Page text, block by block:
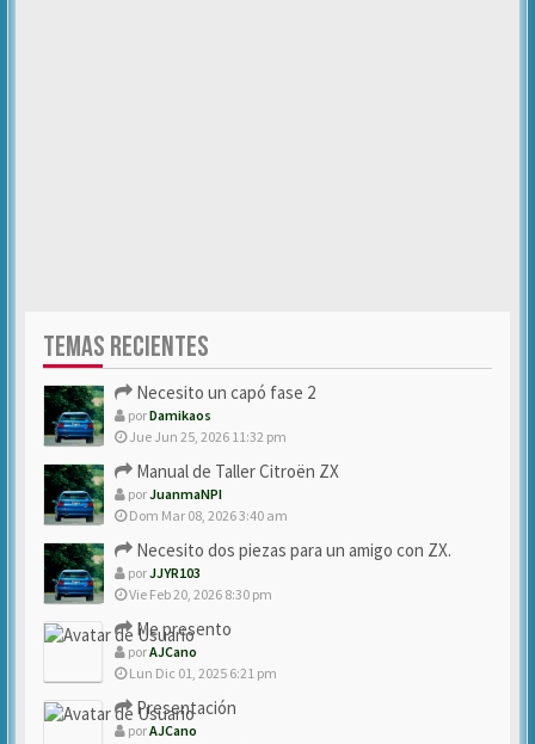
TEMAS RECIENTES
Necesito un capó fase 2
porDamikaos
Jue Jun 25, 2026 11:32 pm
Manual de Taller Citroën ZX
porJuanmaNPI
Dom Mar 08, 2026 3:40 am
Necesito dos piezas para un amigo con ZX.
porJJYR103
Vie Feb 20, 2026 8:30 pm
Me presento
porAJCano
Lun Dic 01, 2025 6:21 pm
Presentación
porAJCano